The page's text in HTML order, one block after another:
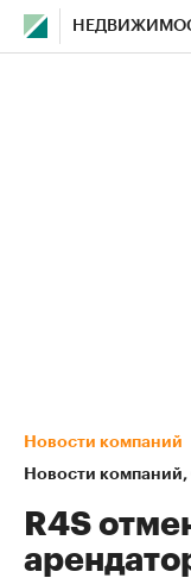
Новости компаний
Новости компаний⁠,
R4S